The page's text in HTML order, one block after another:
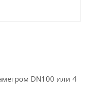
DN100 или 4